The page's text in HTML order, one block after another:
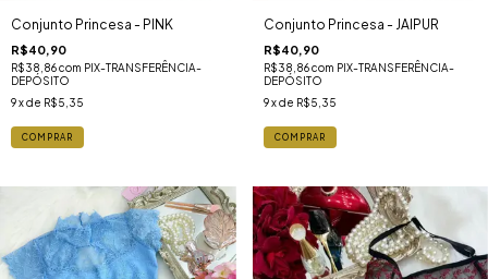
Conjunto Princesa - PINK
R$40,90
R$38,86com PIX-TRANSFERÊNCIA-
DEPÓSITO
9x de R$5,35
COMPRAR
Conjunto Princesa - JAIPUR
R$40,90
R$38,86com PIX-TRANSFERÊNCIA-
DEPÓSITO
9 x de R$5,35
COMPRAR